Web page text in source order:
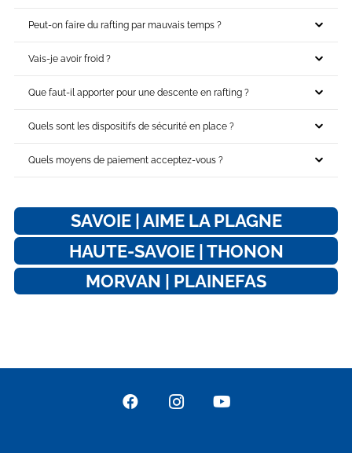
Peut-on faire du rafting par mauvais temps ?
Vais-je avoir froid ?
Que faut-il apporter pour une descente en rafting ?
Quels sont les dispositifs de sécurité en place ?
Quels moyens de paiement acceptez-vous ?
SAVOIE | AIME LA PLAGNE
HAUTE-SAVOIE | THONON
MORVAN | PLAINEFAS